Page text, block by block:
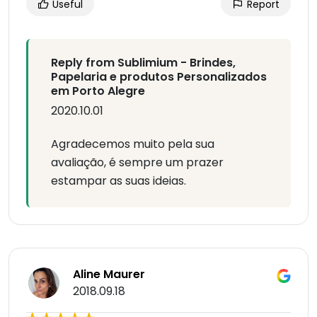
Useful Report
Reply from Sublimium - Brindes,
Papelaria e produtos Personalizados
em Porto Alegre
2020.10.01
Agradecemos muito pela sua
avaliação, é sempre um prazer
estampar as suas ideias.
Aline Maurer
2018.09.18